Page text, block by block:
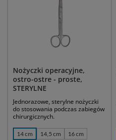
Nożyczki operacyjne,
ostro-ostre - proste,
STERYLNE
Jednorazowe, sterylne nożyczki
do stosowania podczas zabiegów
chirurgicznych.
14 cm 14,5 cm 16 cm